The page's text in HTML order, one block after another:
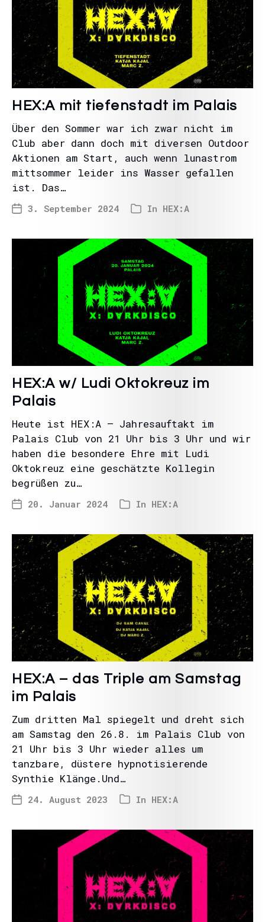
HEX:A mit tiefenstadt im Palais
Über den Sommer war ich zwar nicht im
Club aber dann doch mit diversen Outdoor
Aktionen am Start, auch wenn lunastrom
mittsommer leider ins Wasser gefallen
ist. Das…
3. September 2024 In HEX:A
HEX:A w/ Ludi Oktokreuz im
Palais
Heute ist HEX:A – Jahresauftakt im
Palais Club von 21 Uhr bis 3 Uhr und wir
haben die besondere Ehre mit Ludi
Oktokreuz eine geschätzte Kollegin
begrüßen zu…
20. Januar 2024 In HEX:A
HEX:A – das Triple am Samstag
im Palais
Zum dritten Mal spiegelt und dreht sich
am Samstag den 26.8. im Palais Club von
21 Uhr bis 3 Uhr wieder alles um
tanzbare, düstere hypnotisierende
Synthie Klänge.Und…
24. August 2023 In HEX:A